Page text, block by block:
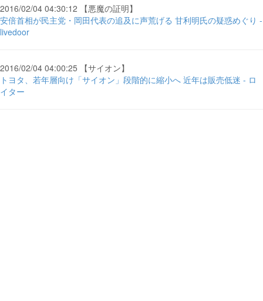
2016/02/04 04:30:12 【悪魔の証明】
安倍首相が民主党・岡田代表の追及に声荒げる 甘利明氏の疑惑めぐり -
livedoor
2016/02/04 04:00:25 【サイオン】
トヨタ、若年層向け「サイオン」段階的に縮小へ 近年は販売低迷 - ロ
イター